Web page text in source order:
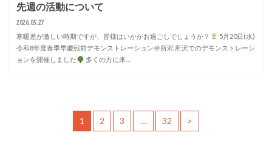
先週の活動について
2026.05.27
寒暖差が激しい時期ですが、皆様はいかがお過ごしでしょうか？
5月20日(水)
令和8年度春季早慶戦前デモンストレーション＠所沢 所沢でのデモンストレーシ
ョンを開催しました
多くの方に来…
1 2 3 … 32 >